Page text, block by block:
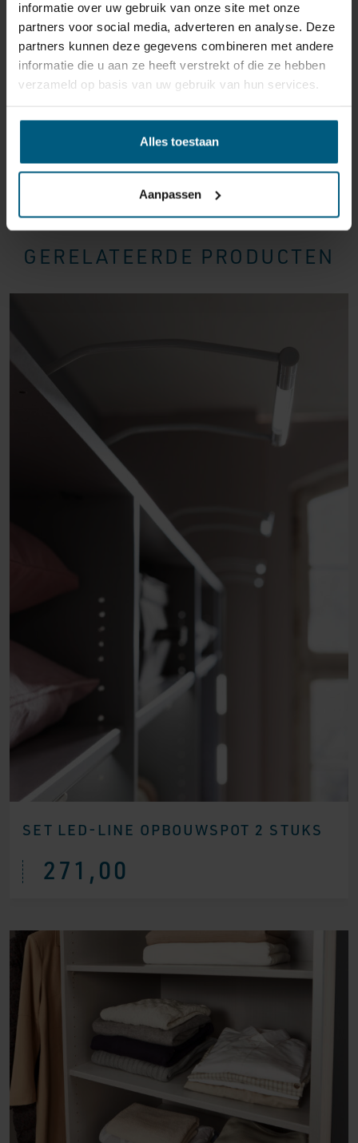
informatie over uw gebruik van onze site met onze
partners voor social media, adverteren en analyse. Deze
partners kunnen deze gegevens combineren met andere
informatie die u aan ze heeft verstrekt of die ze hebben
verzameld op basis van uw gebruik van hun services.
Alles toestaan
Aanpassen
annuleren. Behandel het product met zorg en zorg
ervoor dat deze bij het retour sturen goed verpakt is.
Mocht het product beschadigd zijn of is de verpakking
meer beschadigd dan nodig, dan kunnen we deze
waardevermindering van het product aan u
GERELATEERDE PRODUCTEN
SET LED-LINE OPBOUWSPOT 2 STUKS
271,00